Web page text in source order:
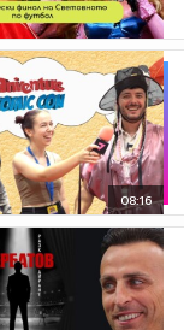
08:16